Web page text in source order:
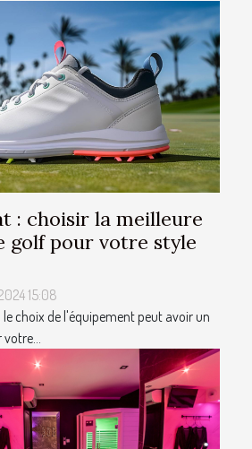
: choisir la meilleure
golf pour votre style
15:08
le choix de l'équipement peut avoir un